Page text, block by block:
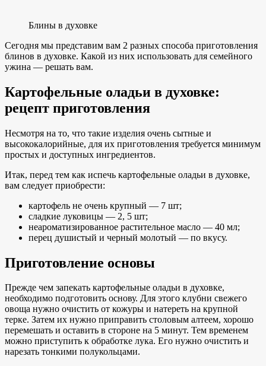
Блины в духовке
Сегодня мы представим вам 2 разных способа приготовления
блинов в духовке. Какой из них использовать для семейного
ужина — решать вам.
Картофельные оладьи в духовке:
рецепт приготовления
Несмотря на то, что такие изделия очень сытные и
высококалорийные, для их приготовления требуется минимум
простых и доступных ингредиентов.
Итак, перед тем как испечь картофельные оладьи в духовке,
вам следует приобрести:
картофель не очень крупный — 7 шт;
сладкие луковицы — 2, 5 шт;
неароматизированное растительное масло — 40 мл;
перец душистый и черный молотый — по вкусу.
Приготовление основы
Прежде чем запекать картофельные оладьи в духовке,
необходимо подготовить основу. Для этого клубни свежего
овоща нужно очистить от кожуры и натереть на крупной
терке. Затем их нужно приправить столовым алтеем, хорошо
перемешать и оставить в стороне на 5 минут. Тем временем
можно приступить к обработке лука. Его нужно очистить и
нарезать тонкими полукольцами.